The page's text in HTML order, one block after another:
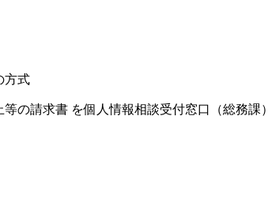
方式
の請求書 を個人情報相談受付窓口（総務課）